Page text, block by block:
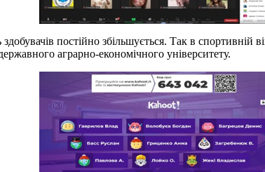
постійно збільшується. Так в
аграрно-економічного університету.